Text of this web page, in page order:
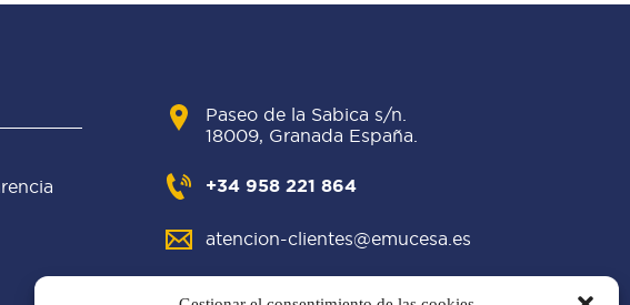
Paseo de la Sabica s/n.
18009, Granada España.
+34 958 221 864
atencion-clientes@emucesa.es